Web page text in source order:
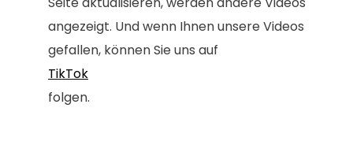
angezeigt. Und wenn Ihnen unsere Videos
gefallen, können Sie uns auf
TikTok
folgen.